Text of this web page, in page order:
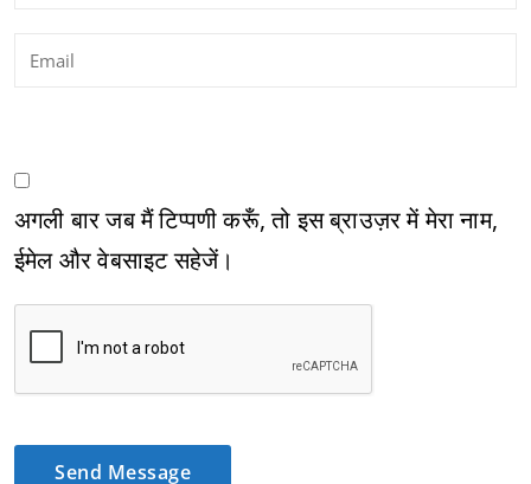
अगली बार जब मैं टिप्पणी करूँ, तो इस ब्राउज़र में मेरा नाम,
ईमेल और वेबसाइट सहेजें।